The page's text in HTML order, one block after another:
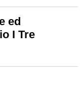
ed
I Tre